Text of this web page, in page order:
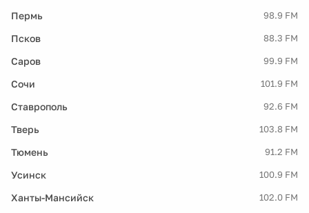
Пермь 98.9 FM
Псков 88.3 FM
Саров 99.9 FM
Сочи 101.9 FM
Ставрополь 92.6 FM
Тверь 103.8 FM
Тюмень 91.2 FM
Усинск 100.9 FM
Ханты-Мансийск 102.0 FM